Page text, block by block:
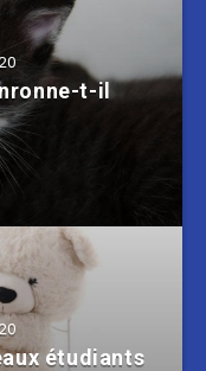
t-il
étudiants